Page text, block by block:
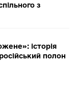
з
історія
полон